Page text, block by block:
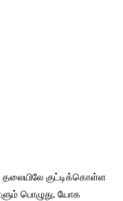
தலையிலே குட்டிக்கொள்ள
பொழுது, யோக